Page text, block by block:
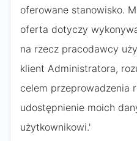
oferowane stanowisko.
oferta dotyczy
na rzecz pracodawcy
klient Administratora,
celem przeprowadzenia
udostępnienie moich
użytkownikowi.'